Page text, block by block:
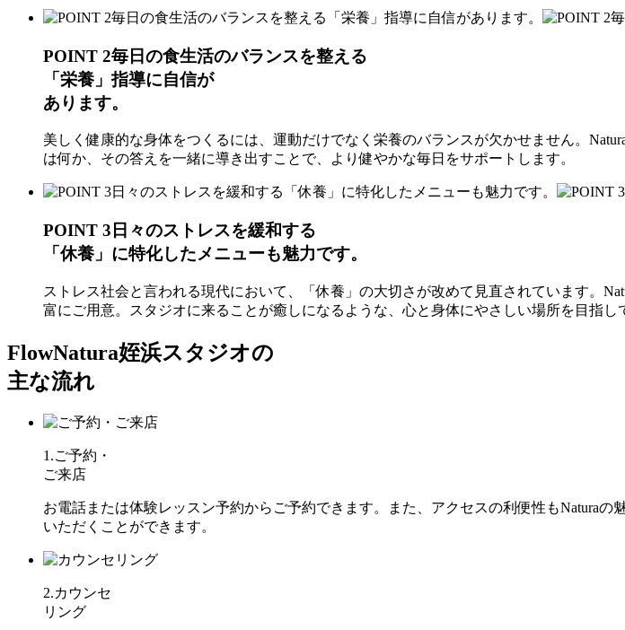
POINT 2毎日の食生活のバランスを整える
「栄養」指導に自信が
あります。
美しく健康的な身体をつくるには、運動だけでなく栄養のバランスが欠かせません。
は何か、その答えを一緒に導き出すことで、より健やかな毎日をサポートします。
POINT 3 日々のストレスを緩和する
「休養」に特化したメニューも魅力です。
ストレス社会と言われる現代において、「休養」の大切さが改めて見直されています。
富にご用意。スタジオに来ることが癒しになるような、心と身体にやさしい場所を目指し
FlowNatura姪浜スタジオの
主な流れ
1.ご予約・
ご来店
お電話または体験レッスン予約からご予約できます。また、アクセスの利便性もNatura
いただくことができます。
2.カウンセ
リング